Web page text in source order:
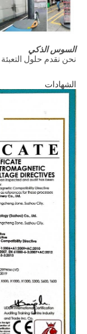
السوس الذكي
نحن نقدم حلول
الشهادات